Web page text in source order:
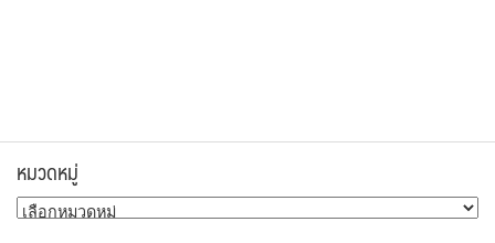
หมวดหมู่
หมวด